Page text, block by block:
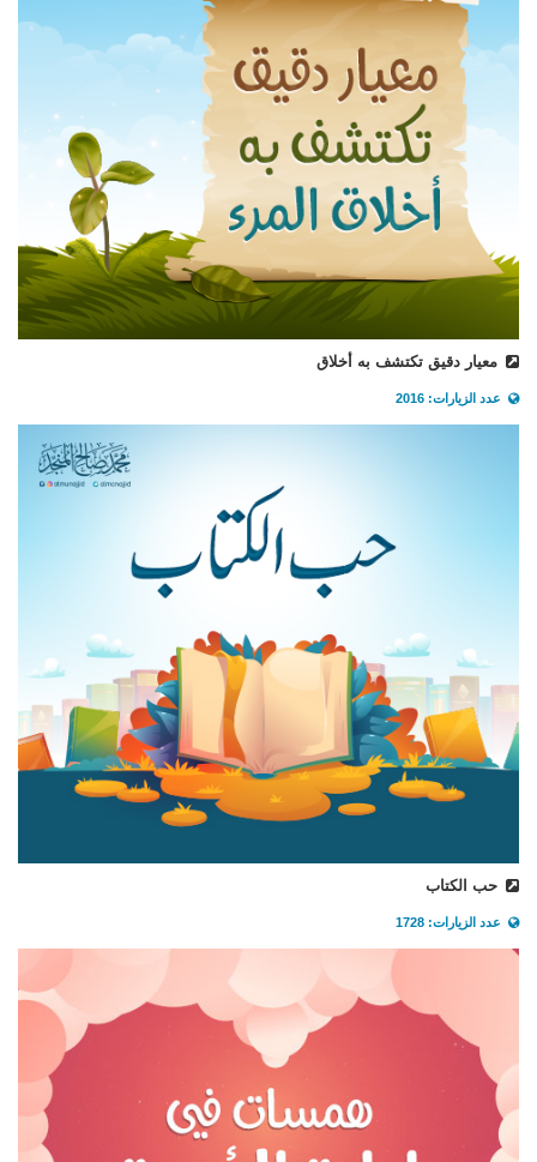
معيار دقيق تكتشف به أخلاق
عدد الزيارات: 2016
حب الكتاب
عدد الزيارات: 1728